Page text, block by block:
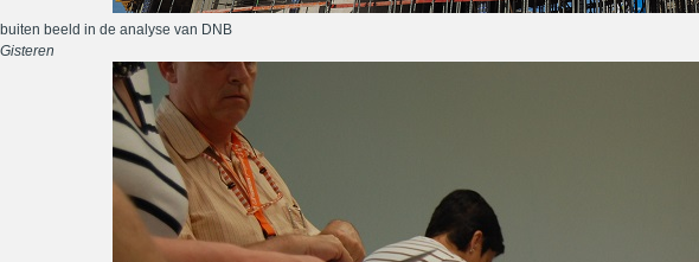
buiten beeld in de analyse van DNB
Gisteren